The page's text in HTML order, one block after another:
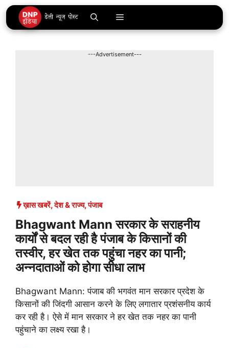
Skip
to
content
Menu
---Advertisement---
ख़ास खबरें,देश & राज्य,पंजाब
Bhagwant Mann सरकार के सराहनीय
कार्यों से बदल रही है पंजाब के किसानों की
तस्वीर, हर खेत तक पहुंचा नहर का पानी;
अन्नदाताओं को होगा सीधा लाभ
Bhagwant Mann: पंजाब की भगवंत मान सरकार प्रदेश के
किसानों की जिंदगी आसान करने के लिए लगातार प्रशंसनीय कार्य
कर रही है। ऐसे में मान सरकार ने हर खेत तक नहर का पानी
पहुंचाने का लक्ष्य रखा है।